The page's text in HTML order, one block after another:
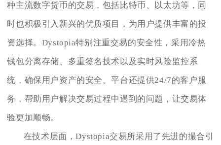
种主流数字货币的交易，包括比特币、以太坊等，同
时也积极引入新兴的优质项目，为用户提供丰富的投
资选择。Dystopia特别注重交易的安全性，采用冷热
钱包分离存储、多重签名技术以及实时风险监控系
统，确保用户资产的安全。平台还提供24/7的客户服
务，帮助用户解决交易过程中遇到的问题，让交易体
验更加顺畅。
在技术层面，Dystopia交易所采用了先进的撮合引